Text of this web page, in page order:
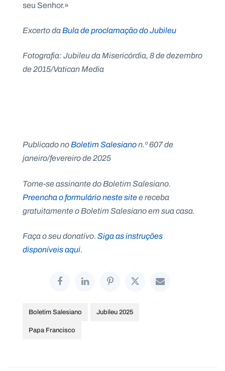
seu Senhor.»
Excerto daBula de proclamação do Jubileu
Fotografia: Jubileu da Misericórdia, 8 de dezembro
de 2015/Vatican Media
Publicado noBoletim Salesianon.º 607 de
janeiro/fevereiro de 2025
Torne-se assinante do Boletim Salesiano.
Preencha o formulário neste sitee receba
gratuitamente o Boletim Salesiano em sua casa.
Faça o seu donativo.Siga as instruções
disponíveis aqui.
Boletim Salesiano
Jubileu 2025
Papa Francisco